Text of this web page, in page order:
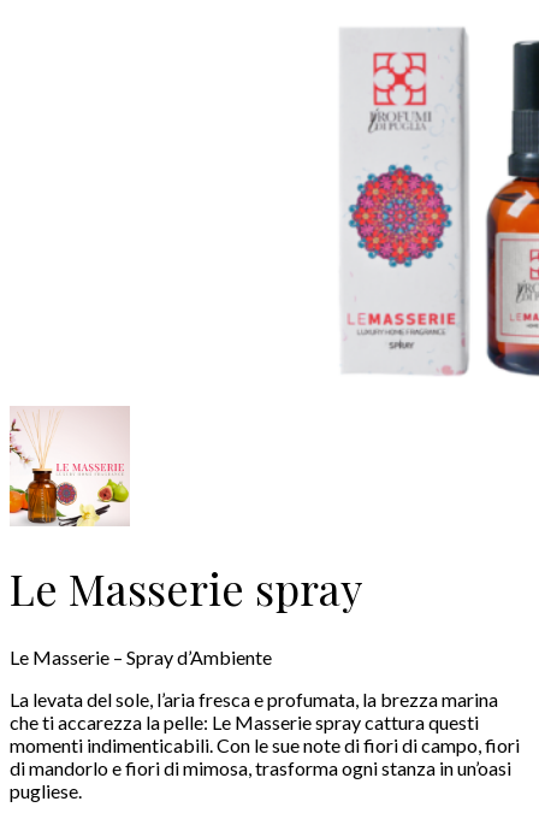
Le Masserie spray
Le Masserie – Spray d’Ambiente
La levata del sole, l’aria fresca e profumata, la brezza marina
che ti accarezza la pelle: Le Masserie spray cattura questi
momenti indimenticabili. Con le sue note di fiori di campo, fiori
di mandorlo e fiori di mimosa, trasforma ogni stanza in un’oasi
pugliese.